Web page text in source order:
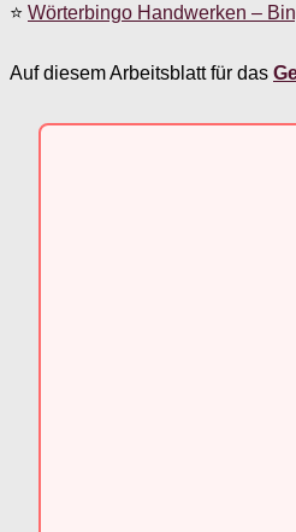
⭐ Wörterbingo Handwerken –
Auf diesem Arbeitsblatt für das